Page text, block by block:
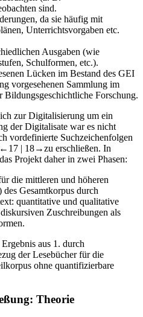
sind.
da sie häufig mit
Unterrichtsvorgaben etc.
Ausgaben (wie
Schulformen, etc.).
Lücken im Bestand des GEI
vorgesehenen Sammlung im
Forschung.
zur Digitalisierung um ein
der Digitalisate war es nicht
vordefinierte Suchzeichenfolgen
←17 | 18→zu erschließen. In
Projekt daher in zwei Phasen:
die mittleren und höheren
Gesamtkorpus durch
quantitative und qualitative
Zuschreibungen als
aus 1. durch
der Lesebücher für die
ohne quantifizierbare
Theorie